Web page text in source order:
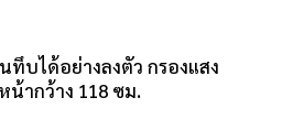
ทึบได้อย่างลงตัว กรองแสง
ากว้าง 118 ซม.